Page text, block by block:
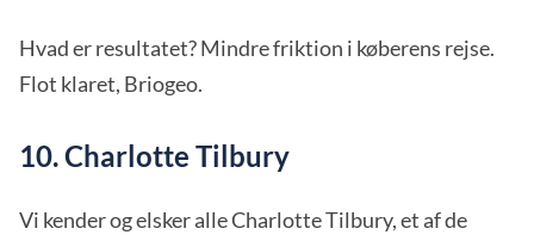
Hvad er resultatet? Mindre friktion i køberens rejse.
Flot klaret, Briogeo.
10. Charlotte Tilbury
Vi kender og elsker alle Charlotte Tilbury, et af de